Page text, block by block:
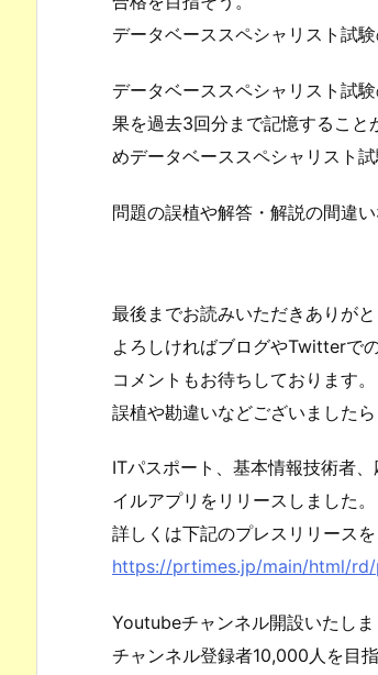
データベーススペシャリスト試
データベーススペシャリスト試
果を過去3回分まで記憶すること
めデータベーススペシャリスト
問題の誤植や解答・解説の間違
最後までお読みいただきありがと
よろしければブログやTwitterで
コメントもお待ちしております。
誤植や勘違いなどございました
ITパスポート、基本情報技術者
イルアプリをリリースしました。
詳しくは下記のプレスリリースを
https://prtimes.jp/main/html/
Youtubeチャンネル開設いたしま
チャンネル登録者10,000人を目